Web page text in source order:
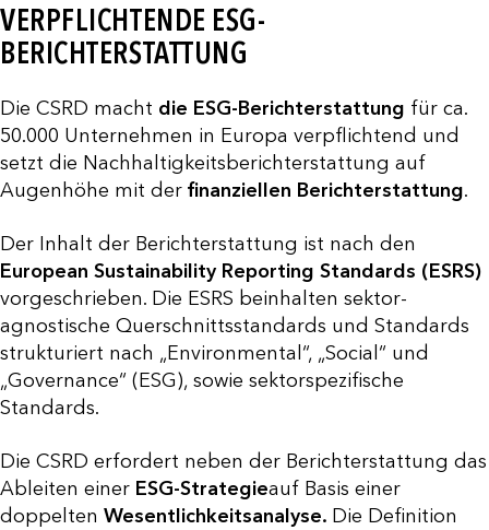
VERPFLICHTENDE ESG-
BERICHTERSTATTUNG
Die CSRD macht die ESG-Berichterstattung für ca.
50.000 Unternehmen in Europa verpflichtend und
setzt die Nachhaltigkeitsberichterstattung auf
Augenhöhe mit der finanziellen Berichterstattung.
Der Inhalt der Berichterstattung ist nach den
European Sustainability Reporting Standards (ESRS)
vorgeschrieben. Die ESRS beinhalten sektor-
agnostische Querschnittsstandards und Standards
strukturiert nach „Environmental“, „Social“ und
„Governance“ (ESG), sowie sektorspezifische
Standards.
Die CSRD erfordert neben der Berichterstattung das
Ableiten einer ESG-Strategieauf Basis einer
doppelten Wesentlichkeitsanalyse. Die Definition